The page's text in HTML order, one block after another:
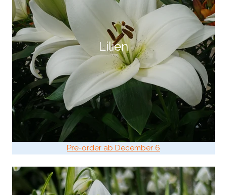
Lilien
Pre-order ab December 6